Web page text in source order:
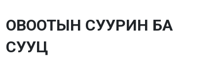
ОВООТЫН СУУРИН БА
СУУЦ